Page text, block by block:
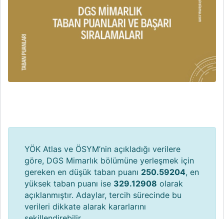
YÖK Atlas ve ÖSYM’nin açıkladığı verilere
göre, DGS Mimarlık bölümüne yerleşmek için
gereken en düşük taban puanı 250.59204, en
yüksek taban puanı ise 329.12908 olarak
açıklanmıştır. Adaylar, tercih sürecinde bu
verileri dikkate alarak kararlarını